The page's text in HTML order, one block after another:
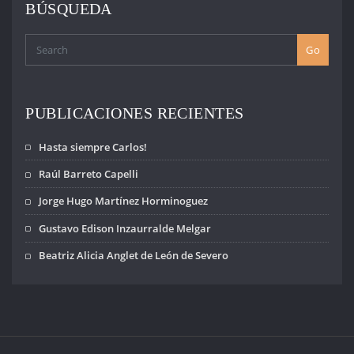
BÚSQUEDA
Go
PUBLICACIONES RECIENTES
Hasta siempre Carlos!
Raúl Barreto Capelli
Jorge Hugo Martínez Horminoguez
Gustavo Edison Inzaurralde Melgar
Beatriz Alicia Anglet de León de Severo